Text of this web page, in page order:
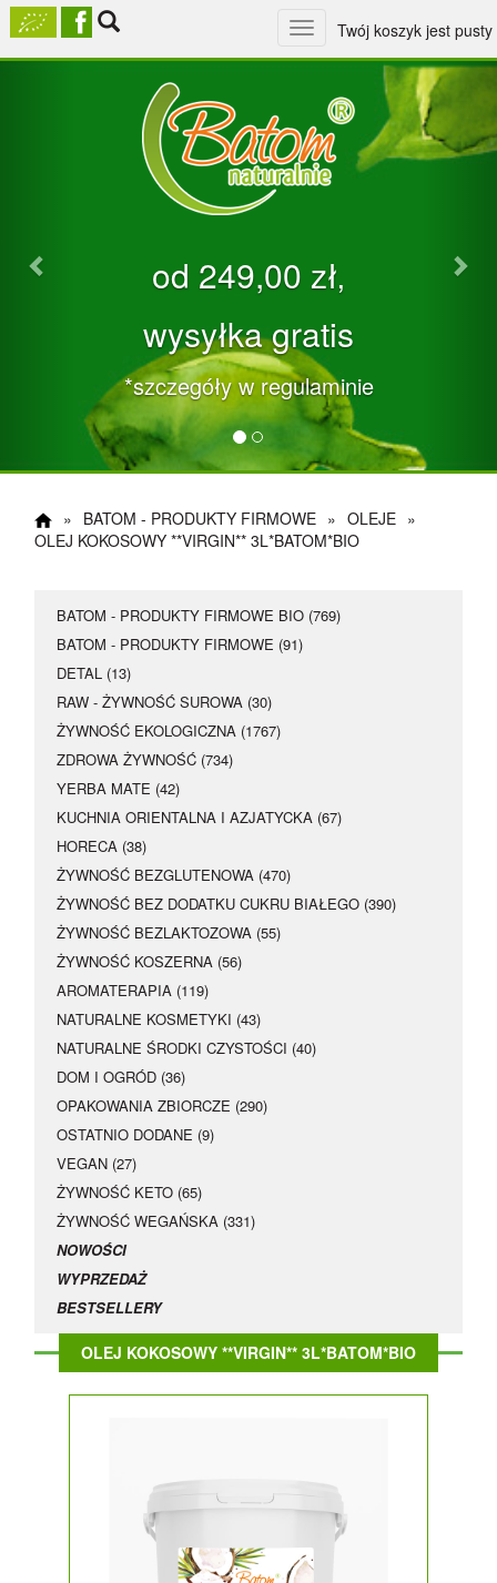
Toggle
navigation
Twój koszyk jest pusty
od 249,00 zł‚
wysyłka gratis
*szczegóły w regulaminie
Happy Hours
% rabatu
Kupon rabatowy
Happy
» BATOM - PRODUKTY FIRMOWE » OLEJE »
OLEJ KOKOSOWY **VIRGIN** 3L*BATOM*BIO
BATOM - PRODUKTY FIRMOWE BIO (769)
BATOM - PRODUKTY FIRMOWE (91)
DETAL (13)
RAW - ŻYWNOŚĆ SUROWA (30)
ŻYWNOŚĆ EKOLOGICZNA (1767)
ZDROWA ŻYWNOŚĆ (734)
YERBA MATE (42)
KUCHNIA ORIENTALNA I AZJATYCKA (67)
HORECA (38)
ŻYWNOŚĆ BEZGLUTENOWA (470)
ŻYWNOŚĆ BEZ DODATKU CUKRU BIAŁEGO (390)
ŻYWNOŚĆ BEZLAKTOZOWA (55)
ŻYWNOŚĆ KOSZERNA (56)
AROMATERAPIA (119)
NATURALNE KOSMETYKI (43)
NATURALNE ŚRODKI CZYSTOŚCI (40)
DOM I OGRÓD (36)
OPAKOWANIA ZBIORCZE (290)
OSTATNIO DODANE (9)
VEGAN (27)
ŻYWNOŚĆ KETO (65)
ŻYWNOŚĆ WEGAŃSKA (331)
NOWOŚCI
WYPRZEDAŻ
BESTSELLERY
OLEJ KOKOSOWY **VIRGIN** 3L*BATOM*BIO